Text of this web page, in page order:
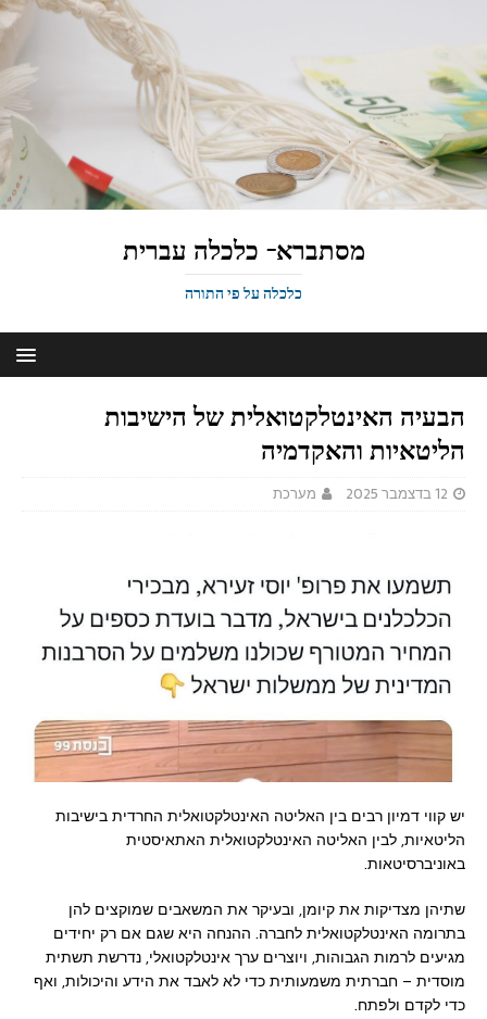
מסתברא- כלכלה עברית
כלכלה על פי התורה
הבעיה האינטלקטואלית של הישיבות
הליטאיות והאקדמיה
12 בדצמבר 2025 מערכת
יש קווי דמיון רבים בין האליטה האינטלקטואלית החרדית בישיבות
הליטאיות, לבין האליטה האינטלקטואלית האתאיסטית
באוניברסיטאות.
שתיהן מצדיקות את קיומן, ובעיקר את המשאבים שמוקצים להן
בתרומה האינטלקטואלית לחברה. ההנחה היא שגם אם רק יחידים
מגיעים לרמות הגבוהות, ויוצרים ערך אינטלקטואלי, נדרשת תשתית
מוסדית – חברתית משמעותית כדי לא לאבד את הידע והיכולות, ואף
כדי לקדם ולפתח.